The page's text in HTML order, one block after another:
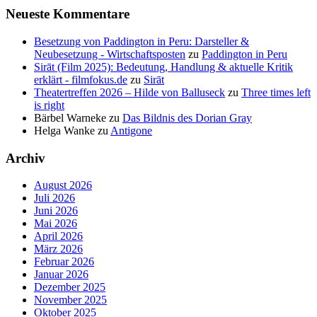
Neueste Kommentare
Besetzung von Paddington in Peru: Darsteller &
Neubesetzung - Wirtschaftsposten zu Paddington in Peru
Sirāt (Film 2025): Bedeutung, Handlung & aktuelle Kritik
erklärt - filmfokus.de zu Sirāt
Theatertreffen 2026 – Hilde von Balluseck zu Three times left
is right
Bärbel Warneke zu Das Bildnis des Dorian Gray
Helga Wanke zu Antigone
Archiv
August 2026
Juli 2026
Juni 2026
Mai 2026
April 2026
März 2026
Februar 2026
Januar 2026
Dezember 2025
November 2025
Oktober 2025